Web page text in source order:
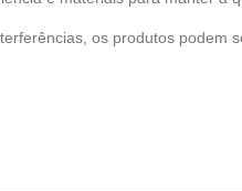
os produtos podem